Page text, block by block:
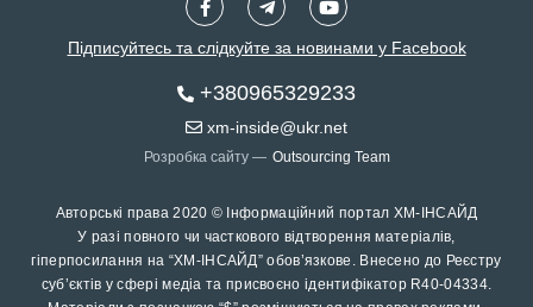
Підписуйтесь та слідкуйте за новинами у Facebook
+380965329233
xm-inside@ukr.net
Розробка сайту — Outsourcing Team
Авторські права 2020 © Інформаційний портал ХМ-ІНСАЙД
У разі повного чи часткового відтворення матеріалів,
гіперпосилання на “ХМ-ІНСАЙД” обов’язкове. Внесено до Реєстру
суб’єктів у сфері медіа та присвоєно ідентифікатор R40-04334.